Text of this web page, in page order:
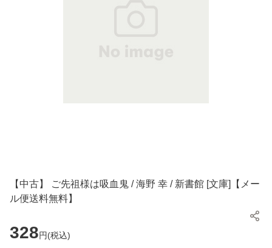
【中古】 ご先祖様は吸血鬼 / 海野 幸 / 新書館 [文庫]【メー
ル便送料無料】
328円(税込)